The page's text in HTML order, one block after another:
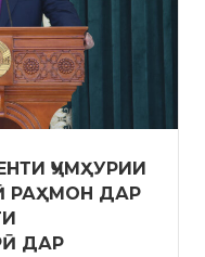
ҶУМҲУРИИ
РАҲМОН ДАР
ДАР